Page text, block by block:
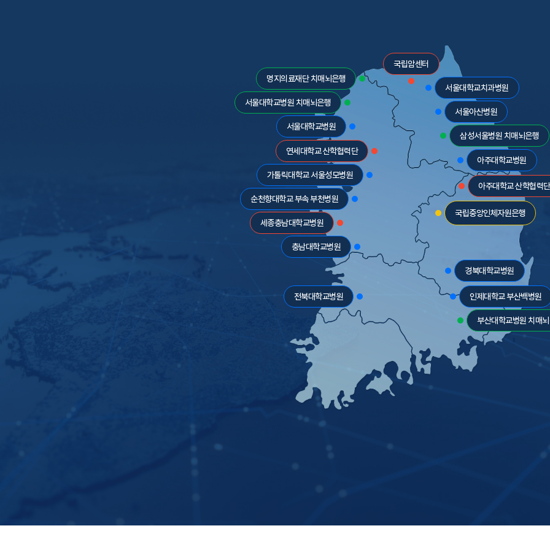
국립암센터
서울대학교치과병원
서울아산병원
삼성서울병원 치매뇌은행
아주대학교병원
아주대학교 산학협력단
국립중앙인체자원은행
경북대학교병원
인제대학교 부산백병원
부산대학교병원 치매
전북대학교병원
충남대학교병원
세종충남대학교병원
순천향대학교 부속 부천병원
가톨릭대학교 서울성모병원
연세대학교 산학협력단
서울대학교병원
서울대학교병원 치매뇌은행
명지의료재단 치매뇌은행